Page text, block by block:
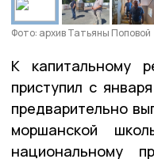
Фото: архив Татьяны Поповой
К капитальному
приступил с
предварительно
моршанской
национальному